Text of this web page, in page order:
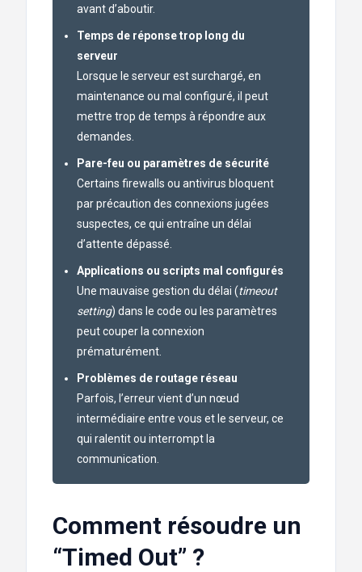
avant d’aboutir.
Temps de réponse trop long du
serveur
Lorsque le serveur est surchargé, en
maintenance ou mal configuré, il peut
mettre trop de temps à répondre aux
demandes.
Pare-feu ou paramètres de sécurité
Certains firewalls ou antivirus bloquent
par précaution des connexions jugées
suspectes, ce qui entraîne un délai
d’attente dépassé.
Applications ou scripts mal configurés
Une mauvaise gestion du délai (timeout
setting) dans le code ou les paramètres
peut couper la connexion
prématurément.
Problèmes de routage réseau
Parfois, l’erreur vient d’un nœud
intermédiaire entre vous et le serveur, ce
qui ralentit ou interrompt la
communication.
Comment résoudre un
“Timed Out” ?